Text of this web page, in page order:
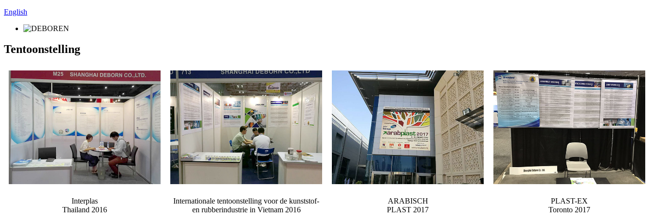
English
Tentoonstelling
Interplas
Thailand 2016
Internationale tentoonstelling voor de kunststof-
en rubberindustrie in Vietnam 2016
ARABISCH
PLAST 2017
PLAST-EX
Toronto 2017